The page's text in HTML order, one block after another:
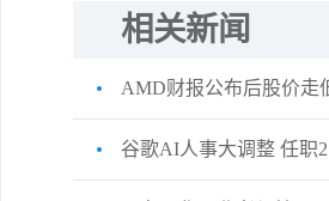
相关新闻
AMD财报公布后股价走
谷歌AI人事大调整 任职